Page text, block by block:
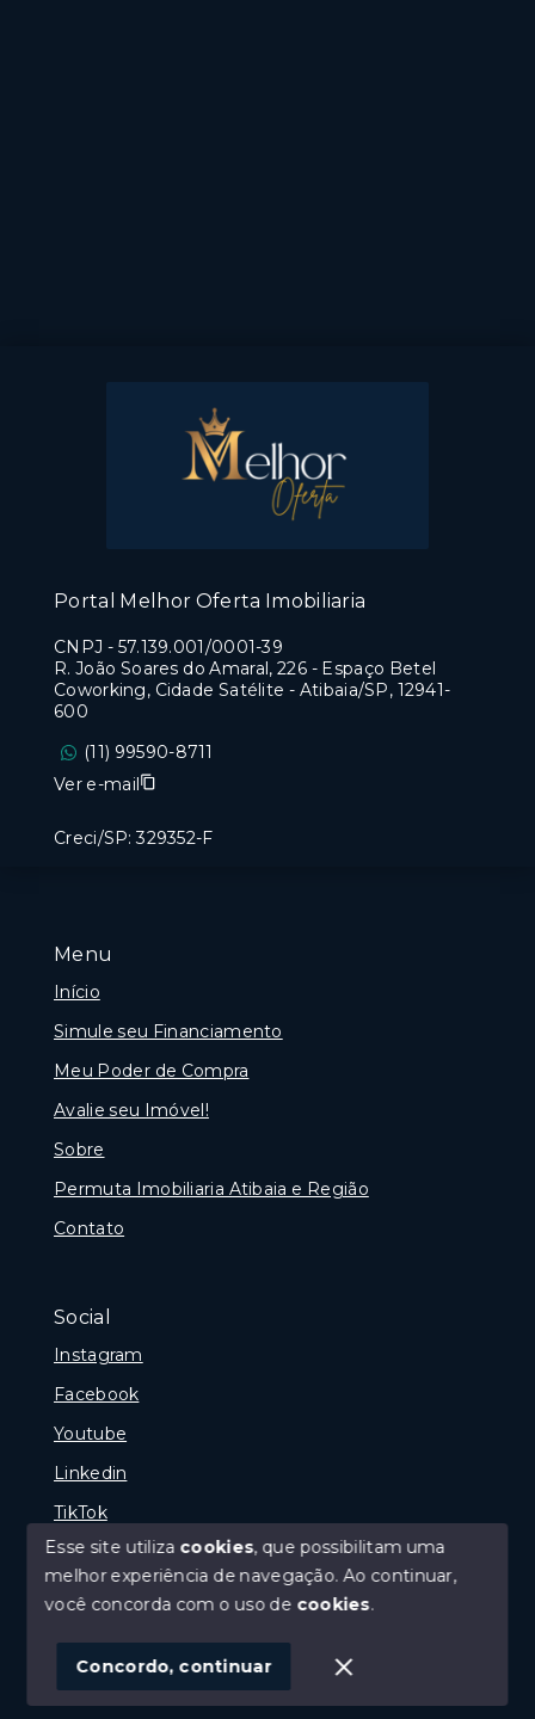
Menu
Início
Simule seu Financiamento
Meu Poder de Compra
Avalie seu Imóvel!
Sobre
Permuta Imobiliaria Atibaia e Região
Contato
Social
Instagram
Facebook
Youtube
Linkedin
TikTok
© Copyright 2026 - Portal Melhor Oferta Imobiliaria -
SITE PARA IMOBILIARIA
Portal Melhor Oferta Imobiliaria
CNPJ - 57.139.001/0001-39
R. João Soares do Amaral, 226 - Espaço Betel
Coworking, Cidade Satélite - Atibaia/SP, 12941-
600
(11) 99590-8711
Ver e-mail
Creci/SP: 329352-F
Esse site utiliza cookies, que possibilitam uma
melhor experiência de navegação.Ao continuar,
você concorda com o uso de cookies.
Concordo, continuar